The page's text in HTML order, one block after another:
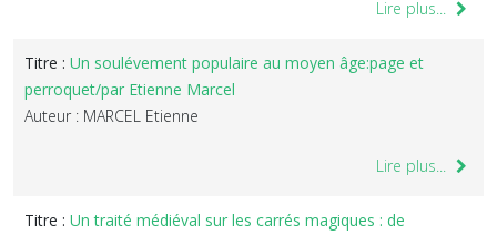
Lire plus...
Titre : Un soulévement populaire au moyen âge:page et
perroquet/par Etienne Marcel
Auteur : MARCEL Etienne
Lire plus...
Titre : Un traité médiéval sur les carrés magiques : de